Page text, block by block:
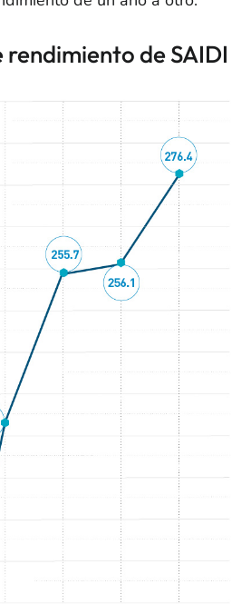
rendimiento de SAIDI